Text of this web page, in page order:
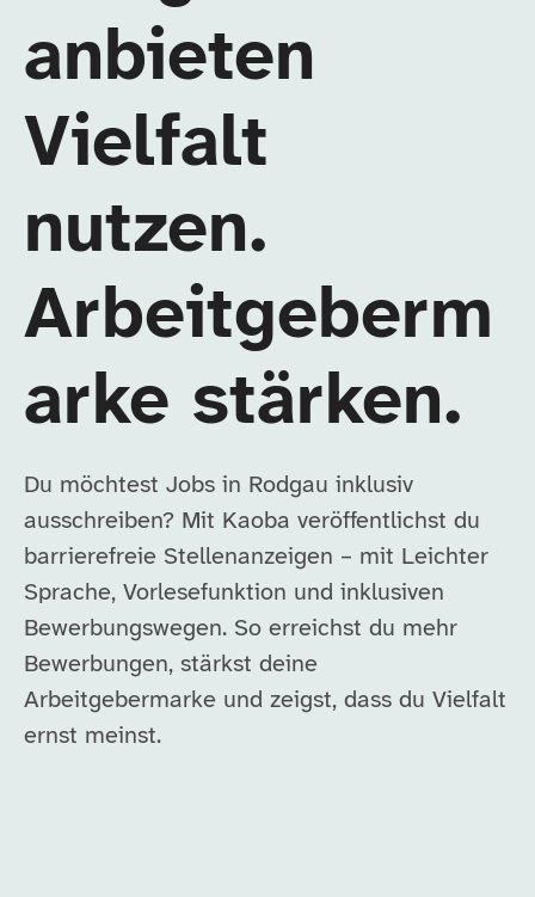
anbieten
Vielfalt
nutzen.
Arbeitgeberm
arke stärken.
Du möchtest Jobs in Rodgau inklusiv
ausschreiben? Mit Kaoba veröffentlichst du
barrierefreie Stellenanzeigen – mit Leichter
Sprache, Vorlesefunktion und inklusiven
Bewerbungswegen. So erreichst du mehr
Bewerbungen, stärkst deine
Arbeitgebermarke und zeigst, dass du Vielfalt
ernst meinst.